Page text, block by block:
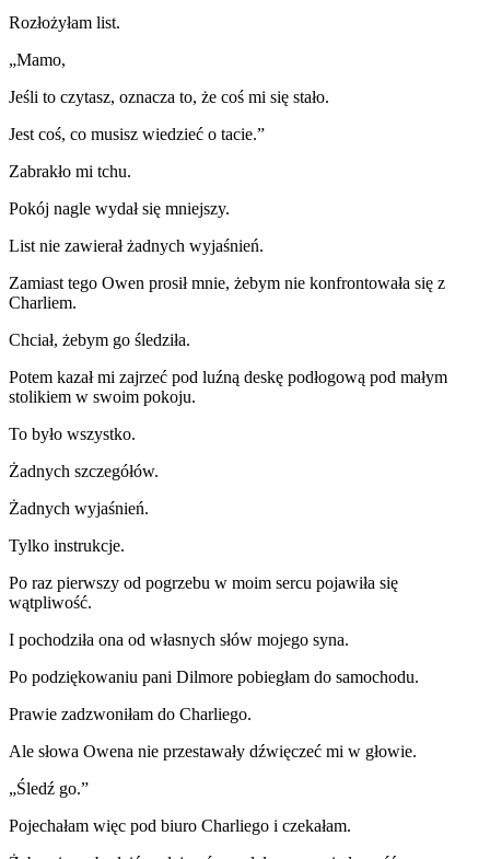
Rozłożyłam list.
„Mamo,
Jeśli to czytasz, oznacza to, że coś mi się stało.
Jest coś, co musisz wiedzieć o tacie.”
Zabrakło mi tchu.
Pokój nagle wydał się mniejszy.
List nie zawierał żadnych wyjaśnień.
Zamiast tego Owen prosił mnie, żebym nie konfrontowała się z
Charliem.
Chciał, żebym go śledziła.
Potem kazał mi zajrzeć pod luźną deskę podłogową pod małym
stolikiem w swoim pokoju.
To było wszystko.
Żadnych szczegółów.
Żadnych wyjaśnień.
Tylko instrukcje.
Po raz pierwszy od pogrzebu w moim sercu pojawiła się
wątpliwość.
I pochodziła ona od własnych słów mojego syna.
Po podziękowaniu pani Dilmore pobiegłam do samochodu.
Prawie zadzwoniłam do Charliego.
Ale słowa Owena nie przestawały dźwięczeć mi w głowie.
„Śledź go.”
Pojechałam więc pod biuro Charliego i czekałam.